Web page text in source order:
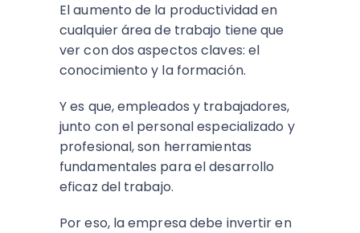
El aumento de la productividad en
cualquier área de trabajo tiene que
ver con dos aspectos claves: el
conocimiento y la formación.
Y es que, empleados y trabajadores,
junto con el personal especializado y
profesional, son herramientas
fundamentales para el desarrollo
eficaz del trabajo.
Por eso, la empresa debe invertir en